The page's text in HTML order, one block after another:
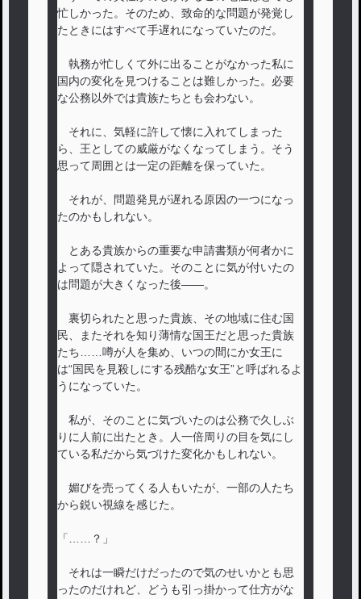
忙しかった。そのため、致命的な問題が発覚し
たときにはすべて手遅れになっていたのだ。
執務が忙しくて外に出ることがなかった私に
国内の変化を見つけることは難しかった。必要
な公務以外では貴族たちとも会わない。
それに、気軽に許して懐に入れてしまった
ら、王としての威厳がなくなってしまう。そう
思って周囲とは一定の距離を保っていた。
それが、問題発見が遅れる原因の一つになっ
たのかもしれない。
とある貴族からの重要な申請書類が何者かに
よって隠されていた。そのことに気が付いたの
は問題が大きくなった後――。
裏切られたと思った貴族、その地域に住む国
民、またそれを知り薄情な国王だと思った貴族
たち……噂が人を集め、いつの間にか女王に
は“国民を見殺しにする残酷な女王”と呼ばれるよ
うになっていた。
私が、そのことに気づいたのは公務で久しぶ
りに人前に出たとき。人一倍周りの目を気にし
ている私だから気づけた変化かもしれない。
媚びを売ってくる人もいたが、一部の人たち
から鋭い視線を感じた。
「……？」
それは一瞬だけだったので気のせいかとも思
ったのだけれど、どうも引っ掛かって仕方がな